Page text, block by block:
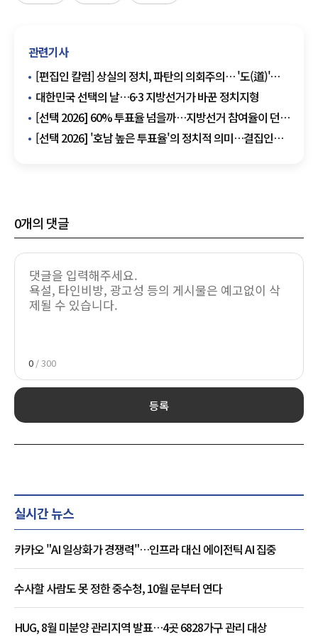
관련기사
[편집인 칼럼] 상실의 정치, 파탄의 의회주의… '도(道)'를
잃은 국회에 고함
대한민국 선택의 날…6·3 지방선거가 바꾼 정치지형
[선택 2026] 60% 투표율 넘을까…지방선거 참여율이 던진
정치적 신호
[선택 2026] '호남 높은 투표율'의 정치적 의미…결집인가,
0개의 댓글
0 / 300
등록
실시간 뉴스
카카오 "AI 일상화가 경쟁력"…인프라 대신 에이전틱 AI 집중
수사할 사람도 못 정한 중수청, 10월 문부터 연다
HUG, 8월 미분양 관리지역 발표…4곳 6828가구 관리 대상